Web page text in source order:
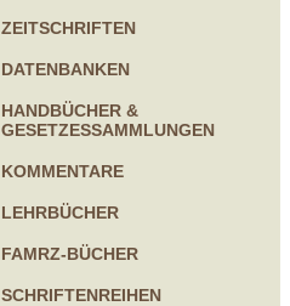
ZEITSCHRIFTEN
DATENBANKEN
HANDBÜCHER &
GESETZESSAMMLUNGEN
KOMMENTARE
LEHRBÜCHER
FAMRZ-BÜCHER
SCHRIFTENREIHEN